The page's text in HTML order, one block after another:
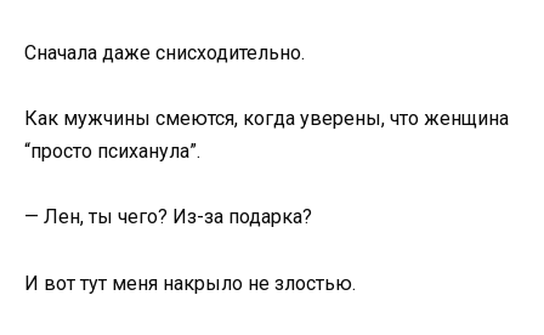
Сначала даже снисходительно.
Как мужчины смеются, когда уверены, что женщина
“просто психанула”.
— Лен, ты чего? Из-за подарка?
И вот тут меня накрыло не злостью.